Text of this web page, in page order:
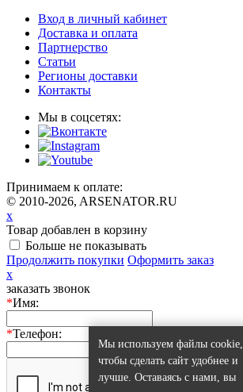
Мы используем файлы cookie,
чтобы сделать сайт удобнее и
лучше. Оставаясь с нами, вы
Вход в личный кабинет
Доставка и оплата
Партнерство
Статьи
Регионы доставки
Контакты
Мы в соцсетях:
Принимаем к оплате:
© 2010-2026, ARSENATOR.RU
x
Товар добавлен в корзину
Больше не показывать
Продолжить покупки Оформить заказ
x
заказать звонок
*Имя:
*Телефон: